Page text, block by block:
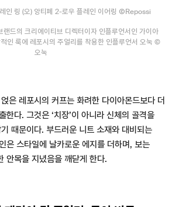
인 링 (오) 앙티페 2-로우 플레인 이어링 ⒸRepossi
랜드의 크리에이티브 디렉터이자 인플루언서인 가이아
인 룩에 레포시의 주얼리를 착용한 인플루언서 오눅 ©
오눅
은 레포시의 커프는 화려한 다이아몬드보다 더
한다. 그것은 ‘치장’이 아니라 신체의 골격을
때문이다. 부드러운 니트 소재와 대비되는
은 스타일에 날카로운 에지를 더하며, 보는
안목을 지녔음을 깨닫게 한다.